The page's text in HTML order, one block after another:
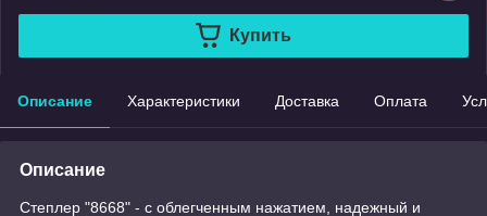
Купить
Описание Характеристики Доставка Оплата
Описание
Степлер "8668" - с облегченным нажатием, надежный и